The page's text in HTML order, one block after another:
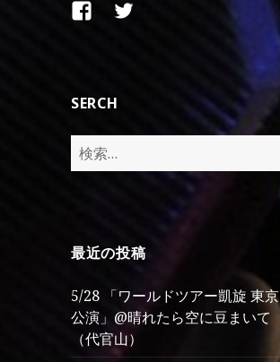
FacebookTwitter
SERCH
検
索:
最近の投稿
5/28 「ワールドツアー凱旋 東京
公演」@晴れたら空に豆まいて
（代官山）